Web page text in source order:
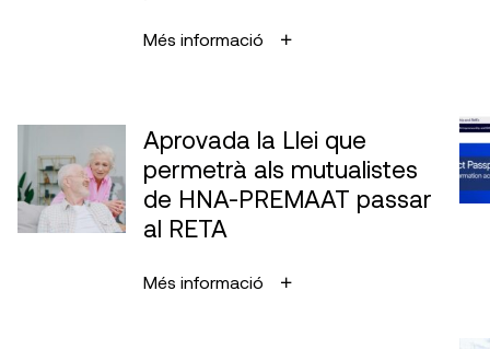
Més informació
Aprovada la Llei que
permetrà als mutualistes
de HNA-PREMAAT passar
al RETA
Més informació